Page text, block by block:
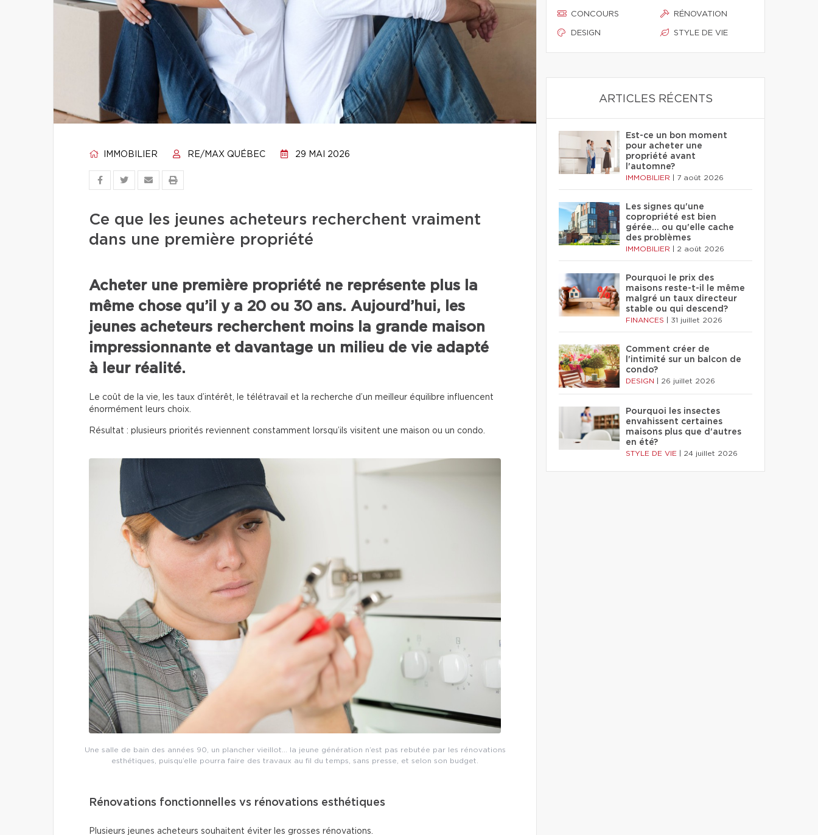
IMMOBILIER RE/MAX QUÉBEC 29 MAI 2026
Ce que les jeunes acheteurs recherchent vraiment
dans une première propriété
Acheter une première propriété ne représente plus la
même chose qu’il y a 20 ou 30 ans. Aujourd’hui, les
jeunes acheteurs recherchent moins la grande maison
impressionnante et davantage un milieu de vie adapté
à leur réalité.
Le coût de la vie, les taux d’intérêt, le télétravail et la recherche d’un meilleur équilibre influencent
énormément leurs choix.
Résultat : plusieurs priorités reviennent constamment lorsqu’ils visitent une maison ou un condo.
Une salle de bain des années 90, un plancher vieillot… la jeune génération n’est pas rebutée par les rénovations
esthétiques, puisqu’elle pourra faire des travaux au fil du temps, sans presse, et selon son budget.
Rénovations fonctionnelles vs rénovations esthétiques
Plusieurs jeunes acheteurs souhaitent éviter les grosses rénovations.
CONCOURS
DESIGN
RÉNOVATION
STYLE DE VIE
ARTICLES RÉCENTS
Est-ce un bon moment
pour acheter une
propriété avant
l'automne?
IMMOBILIER 7 août 2026
Les signes qu'une
copropriété est bien
gérée… ou qu'elle cache
des problèmes
IMMOBILIER 2 août 2026
Pourquoi le prix des
maisons reste-t-il le même
malgré un taux directeur
stable ou qui descend?
FINANCES 31 juillet 2026
Comment créer de
l'intimité sur un balcon de
condo?
DESIGN 26 juillet 2026
Pourquoi les insectes
envahissent certaines
maisons plus que d'autres
en été?
STYLE DE VIE 24 juillet 2026